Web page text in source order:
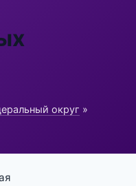
округ »